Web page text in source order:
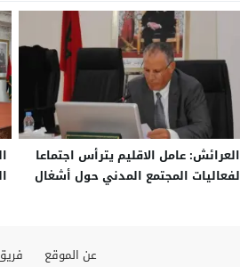
العرائش: عامل الاقليم يترأس اجتماعا
لفعاليات المجتمع المدني حول أشغال
عن الموقع